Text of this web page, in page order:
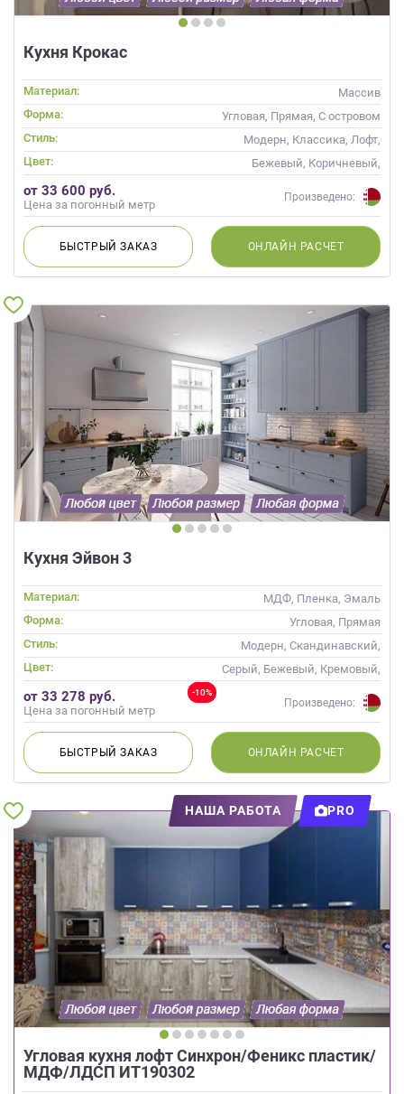
Кухня Крокас
Материал:
Массив
Форма:
Угловая, Прямая, С островом
Стиль:
Модерн, Классика, Лофт,
Прованс, Скандинавский,
Неоклассика, Современные
Цвет:
Бежевый, Коричневый,
Капучино
от 33 600 руб.
Цена за погонный метр
Произведено:
БЫСТРЫЙЗАКАЗ ОНЛАЙН РАСЧЕТ
Кухня Эйвон 3
Материал:
МДФ, Пленка, Эмаль
Форма:
Угловая, Прямая
Стиль:
Модерн, Скандинавский,
Неоклассика, Современные
Цвет:
Серый, Бежевый, Кремовый,
Капучино
-10%
от 33 278 руб.
Цена за погонный метр
Произведено:
БЫСТРЫЙЗАКАЗ ОНЛАЙН РАСЧЕТ
НАША РАБОТА PRO
Угловая кухня лофт Синхрон/Феникс пластик/
МДФ/ЛДСП ИТ190302